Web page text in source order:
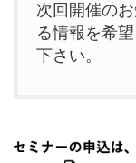
次回開催の
る情報を希
下さい。